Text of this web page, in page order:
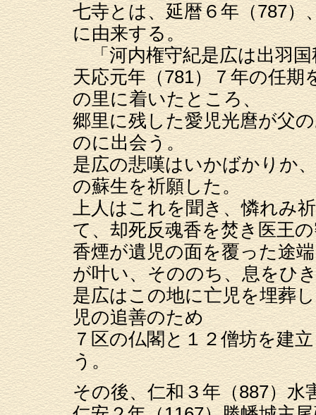
七寺とは、延暦６年（787
に由来する。
「河内権守紀是広は出羽国
天応元年（781）７年の任期
の里に着いたところ、
郷里に残した愛児光麿が父
のに出会う。
是広の悲嘆はいかばかりか
の蘇生を祈願した。
上人はこれを聞き、憐れみ
て、却死反魂香を焚き医王
香煙が遺児の面を覆った途
が叶い、そののち、息をひ
是広はこの地に亡児を埋葬
児の追善のため
７区の仏閣と１２僧坊を建
う。
その後、仁和３年（887）水